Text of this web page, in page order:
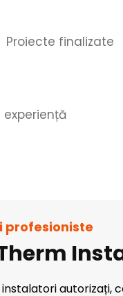
Proiecte finalizate
experiență
profesioniste
autorizați,